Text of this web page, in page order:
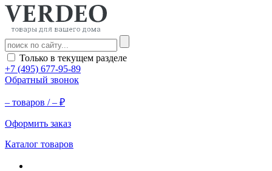
Только в текущем разделе
+7 (495) 677-95-89
Обратный звонок
– товаров /– ₽
Оформить заказ
Каталог товаров